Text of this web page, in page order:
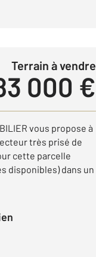
Terrain à vendre
83 000 €
vous propose à
très prisé de
cette parcelle
disponibles) dans un